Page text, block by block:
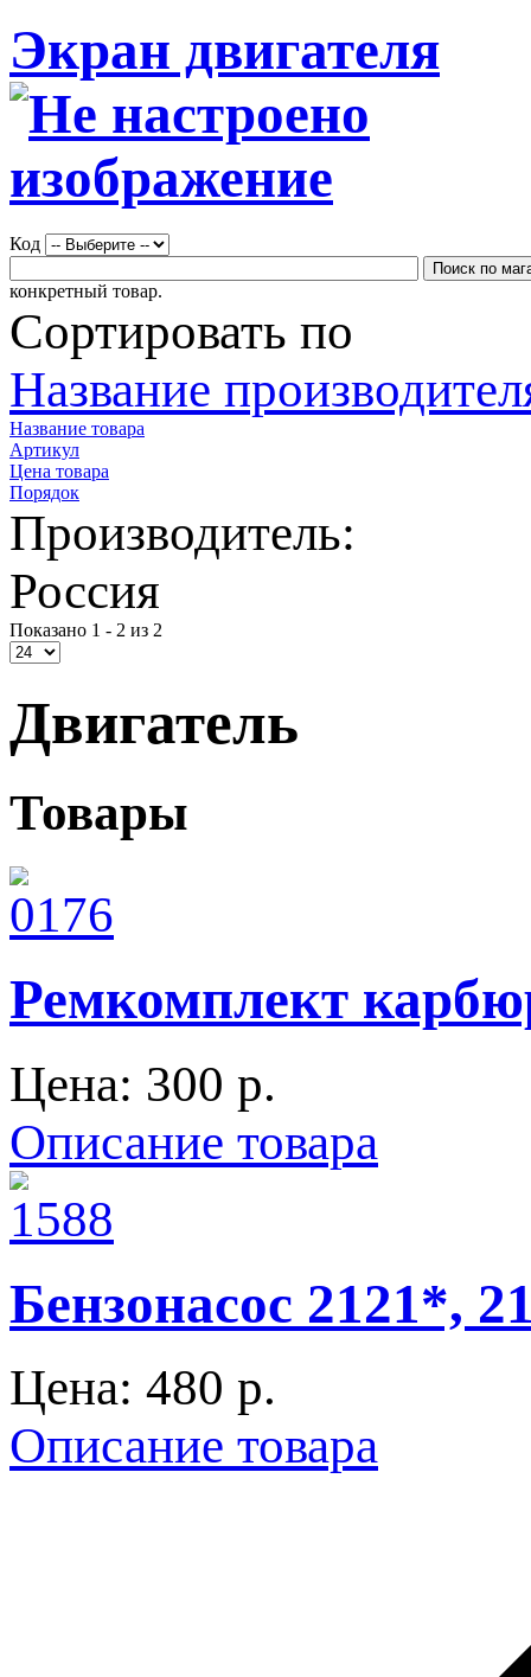
Экран двигателя
Код
конкретный товар.
Сортировать по
Название
Название товара
Артикул
Цена товара
Порядок
Производитель:
Россия
Показано 1 - 2 из 2
Двигатель
Товары
Ремкомплект
Цена: 300 p.
Описание товара
Бензонасос 2121*,
Цена: 480 p.
Описание товара